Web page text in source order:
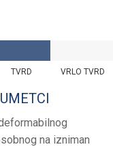
TVRD VRLO TVRD
na izniman